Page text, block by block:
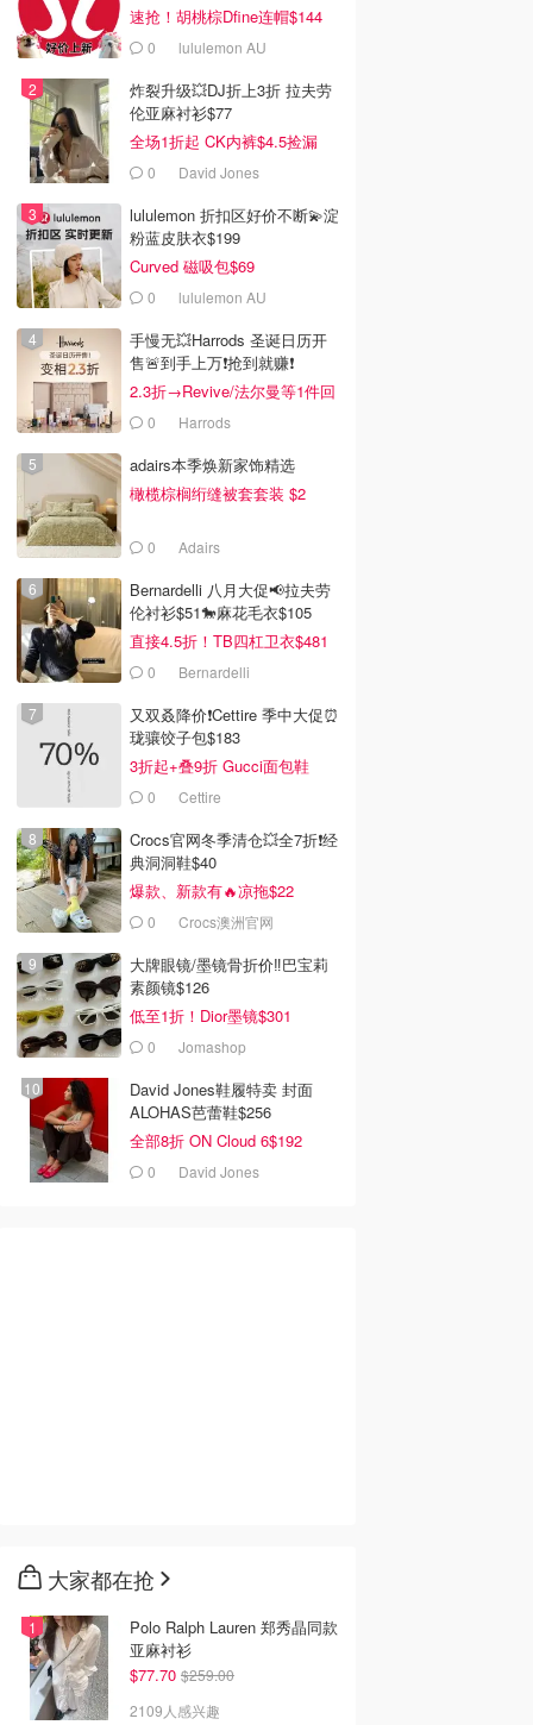
速抢！胡桃棕Dfine连帽$144
0 lululemon AU
炸裂升级💥DJ折上3折 拉夫劳
伦亚麻衬衫$77
全场1折起 CK内裤$4.5捡漏
0 David Jones
lululemon 折扣区好价不断💫淀
粉蓝皮肤衣$199
Curved 磁吸包$69
0 lululemon AU
手慢无💥Harrods 圣诞日历开
售🚨到手上万❗️抢到就赚❗️
2.3折→Revive/法尔曼等1件回
本！0 Harrods
adairs本季焕新家饰精选
橄榄棕榈绗缝被套套装 $2
0 Adairs
Bernardelli 八月大促📢拉夫劳
伦衬衫$51🐎麻花毛衣$105
直接4.5折！TB四杠卫衣$481
0 Bernardelli
又双叒降价❗️Cettire 季中大促⏰
珑骧饺子包$183
3折起+叠9折 Gucci面包鞋
$9910 Cettire
Crocs官网冬季清仓💥全7折❗经
典洞洞鞋$40
爆款、新款有🔥凉拖$22
0 Crocs澳洲官网
大牌眼镜/墨镜骨折价‼️巴宝莉
素颜镜$126
低至1折！Dior墨镜$301
0 Jomashop
David Jones鞋履特卖 封面
ALOHAS芭蕾鞋$256
全部8折 ON Cloud 6$192
0 David Jones
大家都在抢
Polo Ralph Lauren 郑秀晶同款
亚麻衬衫
$77.70 $259.00
2109人感兴趣